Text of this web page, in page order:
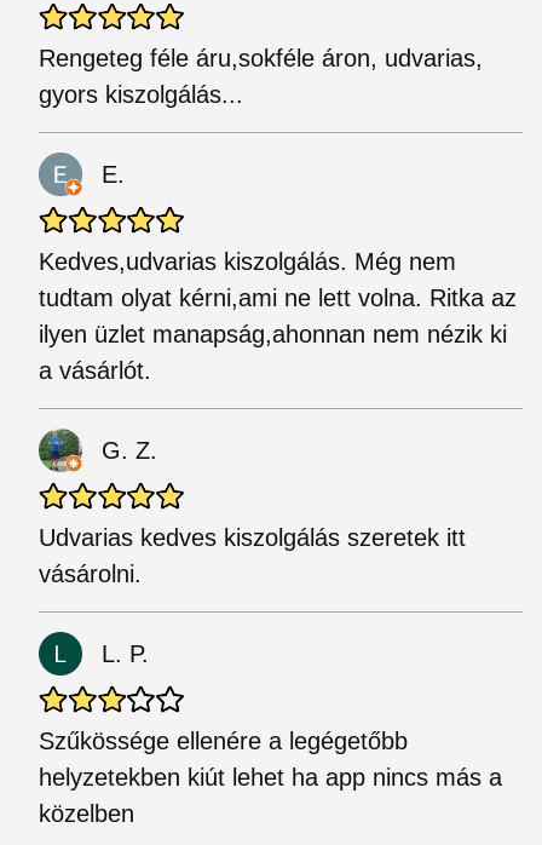
Rengeteg féle áru,sokféle áron, udvarias,
gyors kiszolgálás...
E.
Kedves,udvarias kiszolgálás. Még nem
tudtam olyat kérni,ami ne lett volna. Ritka az
ilyen üzlet manapság,ahonnan nem nézik ki
a vásárlót.
G. Z.
Udvarias kedves kiszolgálás szeretek itt
vásárolni.
L. P.
Szűkössége ellenére a legégetőbb
helyzetekben kiút lehet ha app nincs más a
közelben